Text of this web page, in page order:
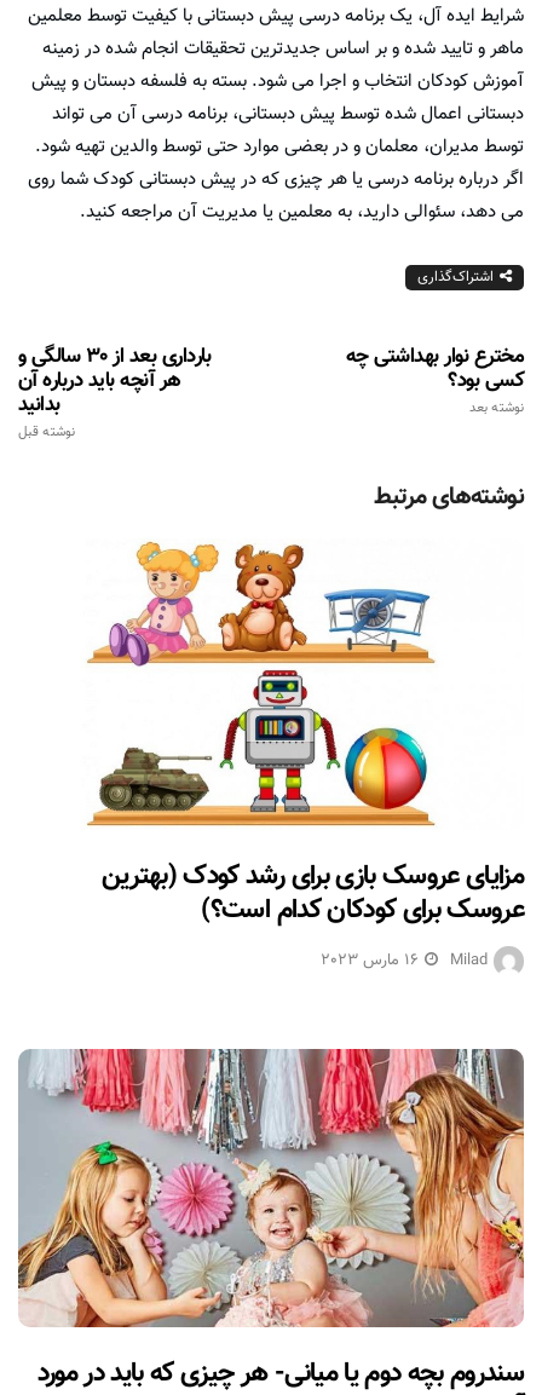
شرایط ایده آل، یک برنامه درسی پیش دبستانی با کیفیت توسط معلمین
ماهر و تایید شده و بر اساس جدیدترین تحقیقات انجام شده در زمینه
آموزش کودکان انتخاب و اجرا می شود. بسته به فلسفه دبستان و پیش
دبستانی اعمال شده توسط پیش دبستانی، برنامه درسی آن می تواند
توسط مدیران، معلمان و در بعضی موارد حتی توسط والدین تهیه شود.
اگر درباره برنامه درسی یا هر چیزی که در پیش دبستانی کودک شما روی
می دهد، سئوالی دارید، به معلمین یا مدیریت آن مراجعه کنید.
اشتراک‌گذاری
بارداری بعد از 30 سالگی و
هر آنچه باید درباره آن
بدانید
نوشته قبل
مخترع نوار بهداشتی چه
کسی بود؟
نوشته بعد
نوشته‌های مرتبط
مزایای عروسک بازی برای رشد کودک (بهترین
عروسک برای کودکان کدام است؟)
Milad 16 مارس 2023
سندروم بچه دوم یا میانی- هر چیزی که باید در مورد